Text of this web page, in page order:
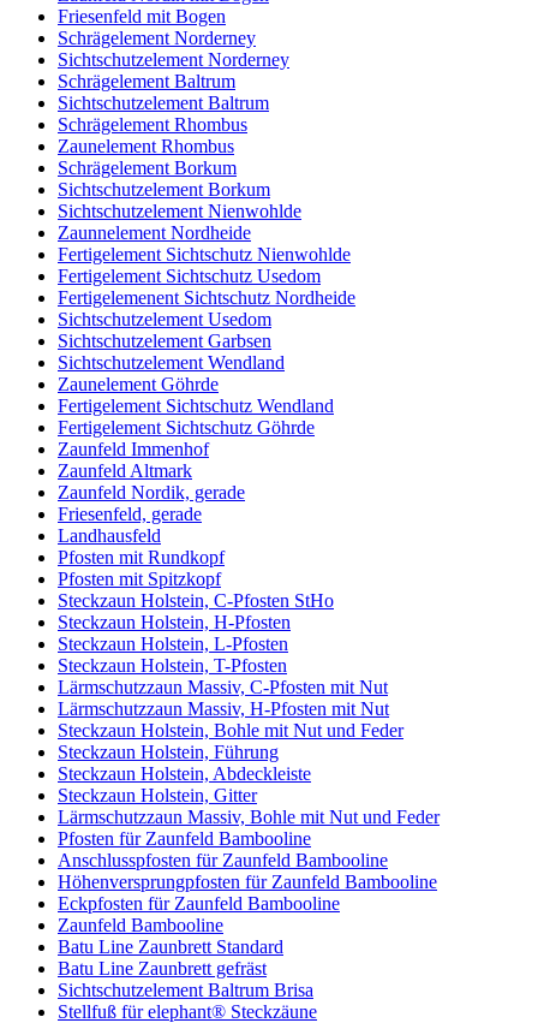
Friesenfeld mit Bogen
Schrägelement Norderney
Sichtschutzelement Norderney
Schrägelement Baltrum
Sichtschutzelement Baltrum
Schrägelement Rhombus
Zaunelement Rhombus
Schrägelement Borkum
Sichtschutzelement Borkum
Sichtschutzelement Nienwohlde
Zaunnelement Nordheide
Fertigelement Sichtschutz Nienwohlde
Fertigelement Sichtschutz Usedom
Fertigelemenent Sichtschutz Nordheide
Sichtschutzelement Usedom
Sichtschutzelement Garbsen
Sichtschutzelement Wendland
Zaunelement Göhrde
Fertigelement Sichtschutz Wendland
Fertigelement Sichtschutz Göhrde
Zaunfeld Immenhof
Zaunfeld Altmark
Zaunfeld Nordik, gerade
Friesenfeld, gerade
Landhausfeld
Pfosten mit Rundkopf
Pfosten mit Spitzkopf
Steckzaun Holstein, C-Pfosten StHo
Steckzaun Holstein, H-Pfosten
Steckzaun Holstein, L-Pfosten
Steckzaun Holstein, T-Pfosten
Lärmschutzzaun Massiv, C-Pfosten mit Nut
Lärmschutzzaun Massiv, H-Pfosten mit Nut
Steckzaun Holstein, Bohle mit Nut und Feder
Steckzaun Holstein, Führung
Steckzaun Holstein, Abdeckleiste
Steckzaun Holstein, Gitter
Lärmschutzzaun Massiv, Bohle mit Nut und Feder
Pfosten für Zaunfeld Bambooline
Anschlusspfosten für Zaunfeld Bambooline
Höhenversprungpfosten für Zaunfeld Bambooline
Eckpfosten für Zaunfeld Bambooline
Zaunfeld Bambooline
Batu Line Zaunbrett Standard
Batu Line Zaunbrett gefräst
Sichtschutzelement Baltrum Brisa
Stellfuß für elephant® Steckzäune